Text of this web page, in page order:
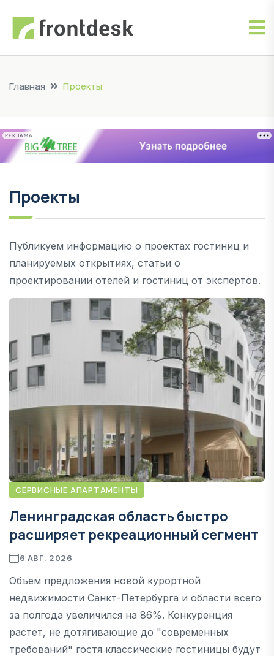
Главная Проекты
РЕКЛАМА
Проекты
Публикуем информацию о проектах гостиниц и
планируемых открытиях, статьи о
проектировании отелей и гостиниц от экспертов.
СЕРВИСНЫЕ АПАРТАМЕНТЫ
Ленинградская область быстро
расширяет рекреационный сегмент
6 АВГ. 2026
Объем предложения новой курортной
недвижимости Санкт-Петербурга и области всего
за полгода увеличился на 86%. Конкуренция
растет, не дотягивающие до "современных
требований" гостя классические гостиницы будут